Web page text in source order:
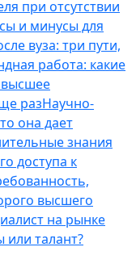
при отсутствии
и минусы для
вуза: три пути,
работа: какие
разНаучно-
она дает
знания
доступа к
высшего
на рынке
или талант?